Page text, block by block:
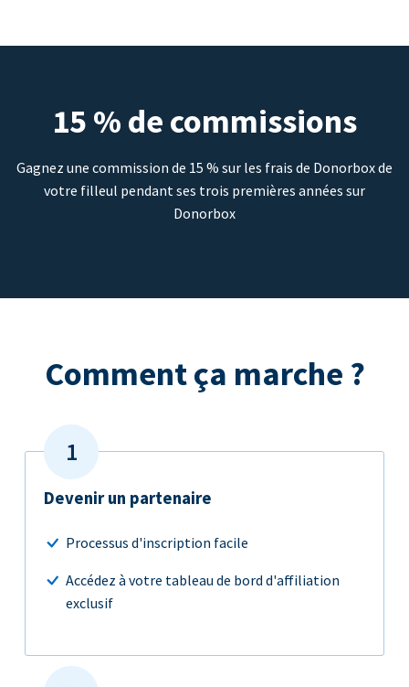
15 % de commissions
Gagnez une commission de 15 % sur les frais de Donorbox de
votre filleul pendant ses trois premières années sur
Donorbox
Comment ça marche ?
Devenir un partenaire
Processus d'inscription facile
Accédez à votre tableau de bord d'affiliation
exclusif